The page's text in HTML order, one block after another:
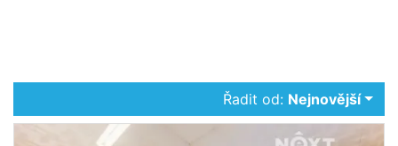
Řadit od: Nejnovější